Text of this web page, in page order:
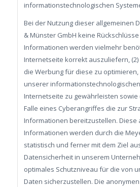
informationstechnologischen
Bei der Nutzung dieser allgemeinen
& Münster GmbH keine
Informationen werden vielmehr
Internetseite korrekt auszuliefern,
die Werbung für diese zu
unserer
Internetseite zu gewährleisten
Falle eines Cyberangriffes die zur
Informationen bereitzustellen.
Informationen werden durch die
statistisch und ferner mit dem Ziel
Datensicherheit in unserem
optimales Schutzniveau für die von
Daten sicherzustellen. Die